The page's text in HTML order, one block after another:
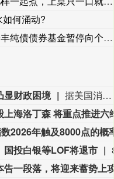
何涌动?
债券基金暂停向个人投资者
显财政困境
据美国消费者新闻与商业频道网站8月5日报道，印度政府今年一直急于出售其在国有企业的股份。到目前为止，该国已经减持了10家国有企业的股份，今年共筹集资金超过6200亿卢比（约合65亿美元）。当通胀压力和财政限制可能抑制政府支出时，印度很难保住全球增长最快的大型经济体的地位。报道称，但印度不能失去其经济增长优势，因为它正在争夺全球投资者的注意力。这些投资者已经把印度放在了次要位置，因为他们专注于人工智能驱动的业务，而这正是这个南亚国家的经济增长故事所缺失的。（参考消息）
国投白银等LOF将退市